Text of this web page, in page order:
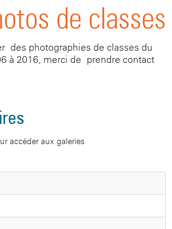
de classes
des photographies de classes du
à 2016, merci de prendre contact
accéder aux galeries